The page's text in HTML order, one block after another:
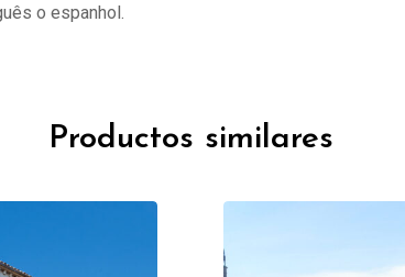
o espanhol.
Productos similares